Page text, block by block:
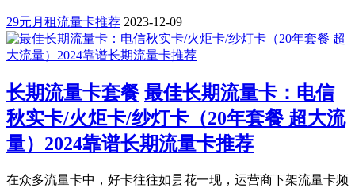
29元月租流量卡推荐 2023-12-09
长期流量卡套餐 最佳长期流量卡：电信
秋实卡/火炬卡/纱灯卡（20年套餐 超大流
量）2024靠谱长期流量卡推荐
在众多流量卡中，好卡往往如昙花一现，运营商下架流量卡频